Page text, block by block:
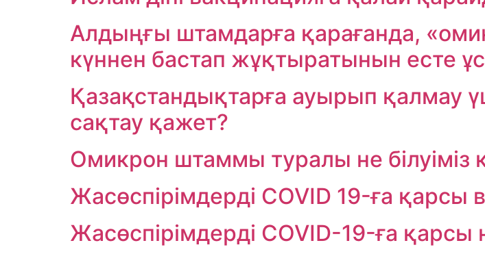
Алдыңғы штамдарға қарағанда,
күннен бастап жұқтыратынын есте
Қазақстандықтарға ауырып қалмау
сақтау қажет?
Омикрон штаммы туралы не білуіміз
Жасөспірімдерді COVID 19-ға қарсы
Жасөспірімдерді COVID-19-ға қарсы